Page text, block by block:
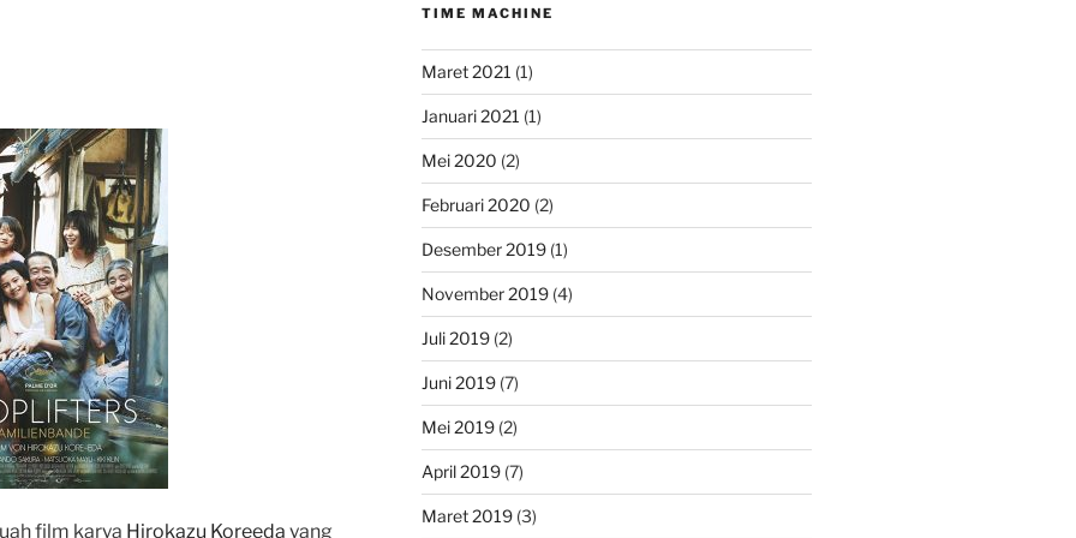
film karya Hirokazu Koreeda yang
TIME MACHINE
Maret 2021 (1)
Januari 2021 (1)
Mei 2020 (2)
Februari 2020 (2)
Desember 2019(1)
November 2019(4)
Juli 2019(2)
Juni 2019(7)
Mei 2019(2)
April 2019(7)
Maret 2019(3)